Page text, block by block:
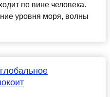
по вине человека.
уровня моря, волны